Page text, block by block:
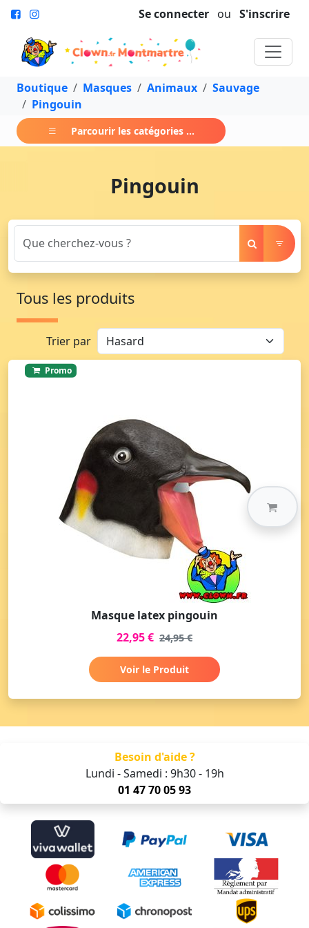
Se connecter ou S'inscrire
Boutique Masques Animaux
Sauvage
Pingouin
Parcourir les catégories ...
Pingouin
Tous les produits
Trier par
Promo
Masque latex pingouin
22,95 € 24,95 €
Voir le Produit
Besoin d'aide ?
Lundi - Samedi : 9h30 - 19h
01 47 70 05 93